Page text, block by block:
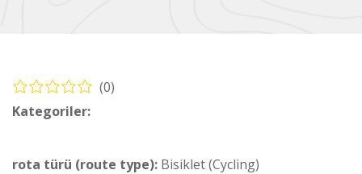
(0)
Kategoriler:
Bisiklet – Dalaman Rotaları (Cycling – Dalaman
rota türü (route type): Bisiklet (Cycling)